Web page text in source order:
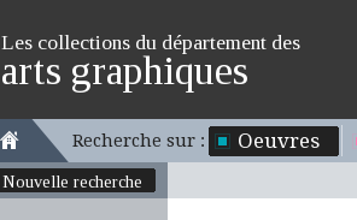
Les collections du département des
arts graphiques
Recherche sur : Oeuvres
Nouvelle recherche